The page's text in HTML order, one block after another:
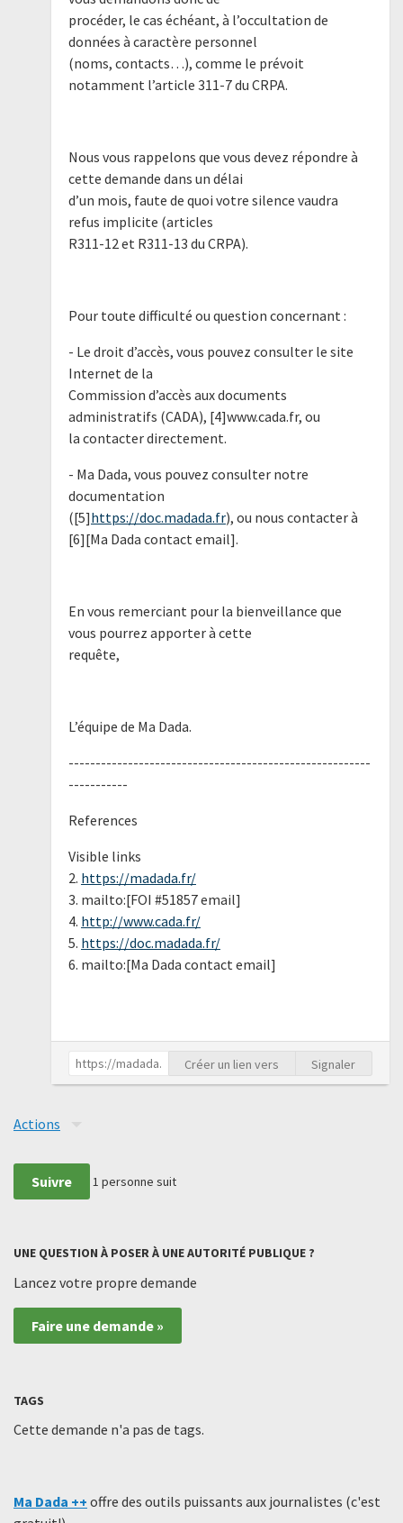
procéder, le cas échéant, à l’occultation de
données à caractère personnel
(noms, contacts…), comme le prévoit
notamment l’article 311-7 du CRPA.
Nous vous rappelons que vous devez répondre à
cette demande dans un délai
d’un mois, faute de quoi votre silence vaudra
refus implicite (articles
R311-12 et R311-13 du CRPA).
Pour toute difficulté ou question concernant :
- Le droit d’accès, vous pouvez consulter le site
Internet de la
Commission d’accès aux documents
administratifs (CADA), [4]www.cada.fr, ou
la contacter directement.
- Ma Dada, vous pouvez consulter notre
documentation
([5]https://doc.madada.fr), ou nous contacter à
[6][Ma Dada contact email].
En vous remerciant pour la bienveillance que
vous pourrez apporter à cette
requête,
L’équipe de Ma Dada.
--------------------------------------------------------
-----------
References
Visible links
2. https://madada.fr/
3. mailto:[FOI #51857 email]
4. http://www.cada.fr/
5. https://doc.madada.fr/
6. mailto:[Ma Dada contact email]
Créer un lien vers Signaler
Actions
Suivre 1 personne suit
UNE QUESTION À POSER À UNE AUTORITÉ PUBLIQUE ?
Lancez votre propre demande
Faire une demande »
TAGS
Cette demande n'a pas de tags.
Ma Dada ++ offre des outils puissants aux journalistes (c'est